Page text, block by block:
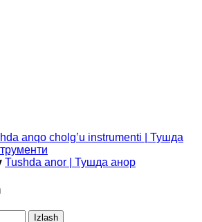
anqo cholg’u instrumenti | Тушда
Tushda anor | Тушда анор